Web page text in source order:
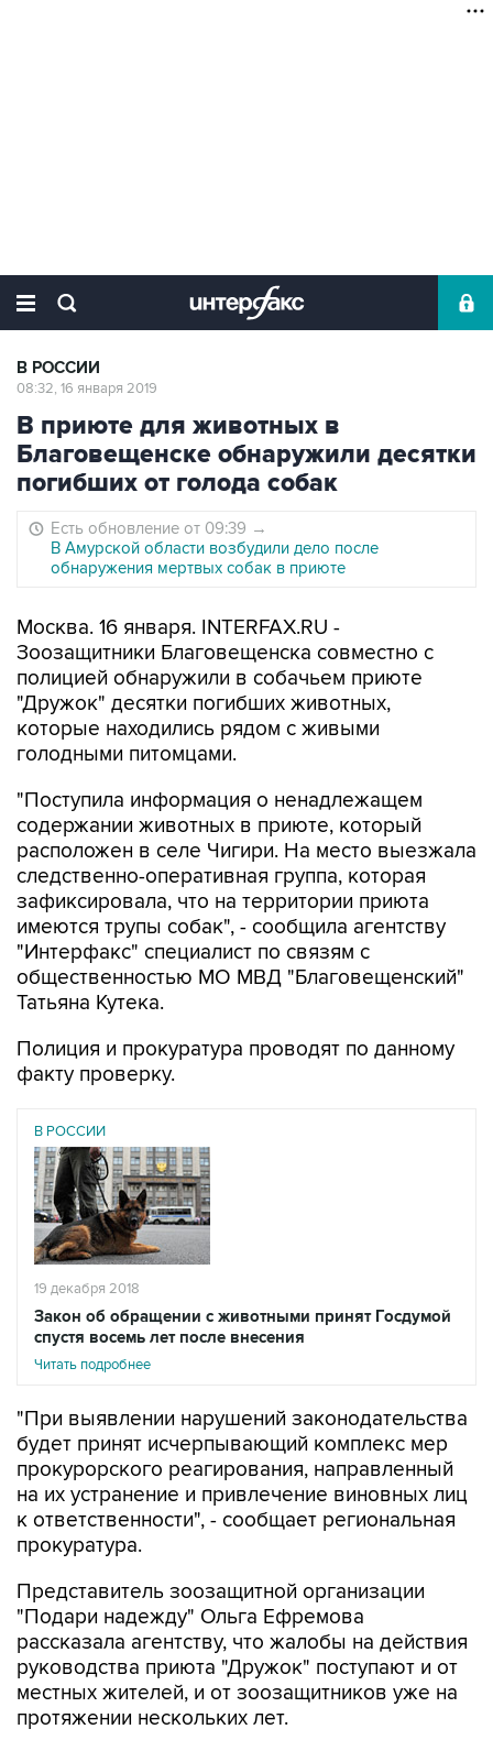
В РОССИИ
08:32, 16 января 2019
В приюте для животных в
Благовещенске обнаружили десятки
погибших от голода собак
Есть обновление от 09:39 →
В Амурской области возбудили дело после
обнаружения мертвых собак в приюте
Москва. 16 января. INTERFAX.RU -
Зоозащитники Благовещенска совместно с
полицией обнаружили в собачьем приюте
"Дружок" десятки погибших животных,
которые находились рядом с живыми
голодными питомцами.
"Поступила информация о ненадлежащем
содержании животных в приюте, который
расположен в селе Чигири. На место выезжала
следственно-оперативная группа, которая
зафиксировала, что на территории приюта
имеются трупы собак", - сообщила агентству
"Интерфакс" специалист по связям с
общественностью МО МВД "Благовещенский"
Татьяна Кутека.
Полиция и прокуратура проводят по данному
факту проверку.
В РОССИИ
19 декабря 2018
Закон об обращении с животными принят Госдумой
спустя восемь лет после внесения
Читать подробнее
"При выявлении нарушений законодательства
будет принят исчерпывающий комплекс мер
прокурорского реагирования, направленный
на их устранение и привлечение виновных лиц
к ответственности", - сообщает региональная
прокуратура.
Представитель зоозащитной организации
"Подари надежду" Ольга Ефремова
рассказала агентству, что жалобы на действия
руководства приюта "Дружок" поступают и от
местных жителей, и от зоозащитников уже на
протяжении нескольких лет.